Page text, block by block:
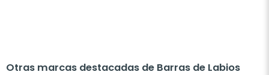
Otras marcas destacadas de Barras de Labios